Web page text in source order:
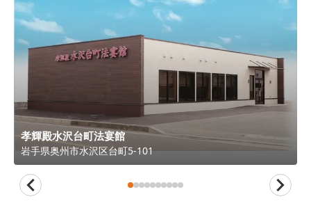
孝輝殿水沢台町法宴館
岩手県奥州市水沢区台町5-101